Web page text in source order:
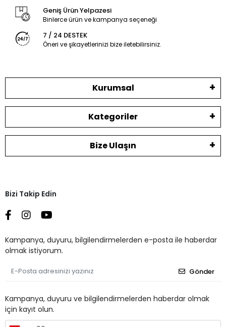
Geniş Ürün Yelpazesi
Binlerce ürün ve kampanya seçeneği
7 / 24 DESTEK
Öneri ve şikayetlerinizi bize iletebilirsiniz.
Kurumsal
Kategoriler
Bize Ulaşın
Bizi Takip Edin
Kampanya, duyuru, bilgilendirmelerden e-posta ile haberdar
olmak istiyorum.
Gönder
Kampanya, duyuru ve bilgilendirmelerden haberdar olmak
için kayıt olun.